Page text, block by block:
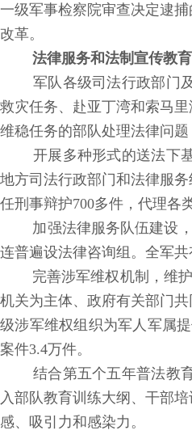
一级军事检察院审查决定逮
改革。
法律服务和法制宣传教育
军队各级司法行政部门
救灾任务、赴亚丁湾和索马
维稳任务的部队处理法律问
开展多种形式的送法下
地方司法行政部门和法律服
任刑事辩护700多件，代理各
加强法律服务队伍建设，
连普遍设法律咨询组。全军
完善涉军维权机制，维
机关为主体、政府有关部门
级涉军维权组织为军人军属
案件3.4万件。
结合第五个五年普法教
入部队教育训练大纲、干部
感、吸引力和感染力。